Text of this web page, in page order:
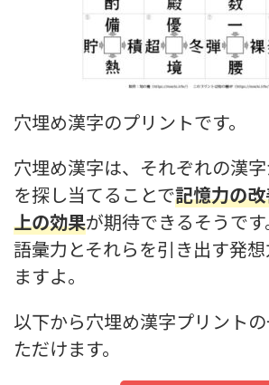
穴埋め漢字のプリントです。
穴埋め漢字は、それぞれの漢
を探し当てることで記憶力の
上の効果が期待できるそうです
語彙力とそれらを引き出す発
ますよ。
以下から穴埋め漢字プリント
ただけます。